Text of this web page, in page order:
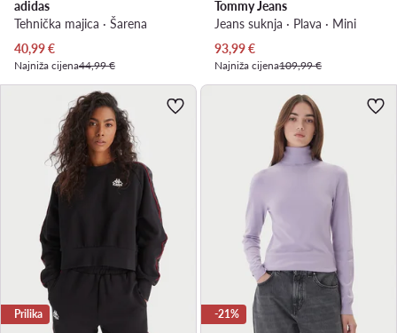
adidas
Tehnička majica · Šarena
Trenutna cijena
40,99€
Najniža cijena44,99 €
Tommy Jeans
Jeans suknja · Plava · Mini
Trenutna cijena
93,99€
Najniža cijena109,99 €
Prilika -21%